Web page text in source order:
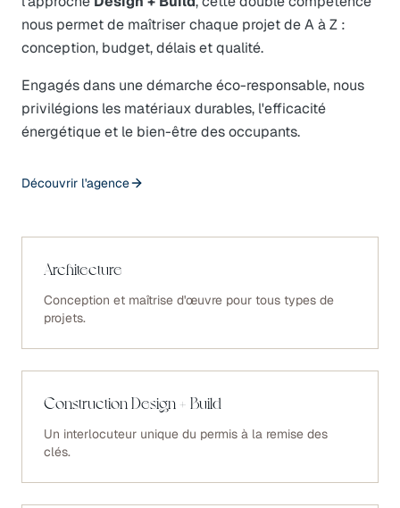
nous permet de maîtriser chaque projet de A à Z :
conception, budget, délais et qualité.
Engagés dans une démarche éco-responsable, nous
privilégions les matériaux durables, l'efficacité
énergétique et le bien-être des occupants.
Découvrir l'agence
Architecture
Conception et maîtrise d'œuvre pour tous types de
projets.
Construction Design + Build
Un interlocuteur unique du permis à la remise des
clés.